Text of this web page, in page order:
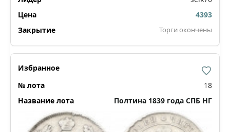
4393
Торги окончены
18
Полтина 1839 года СПБ НГ